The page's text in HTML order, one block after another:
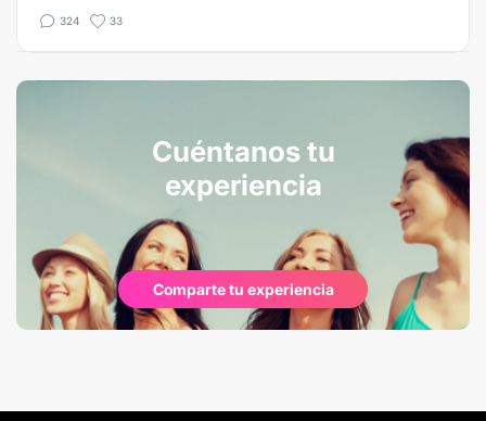
324 33
Cuéntanos tu
experiencia
Comparte tu experiencia